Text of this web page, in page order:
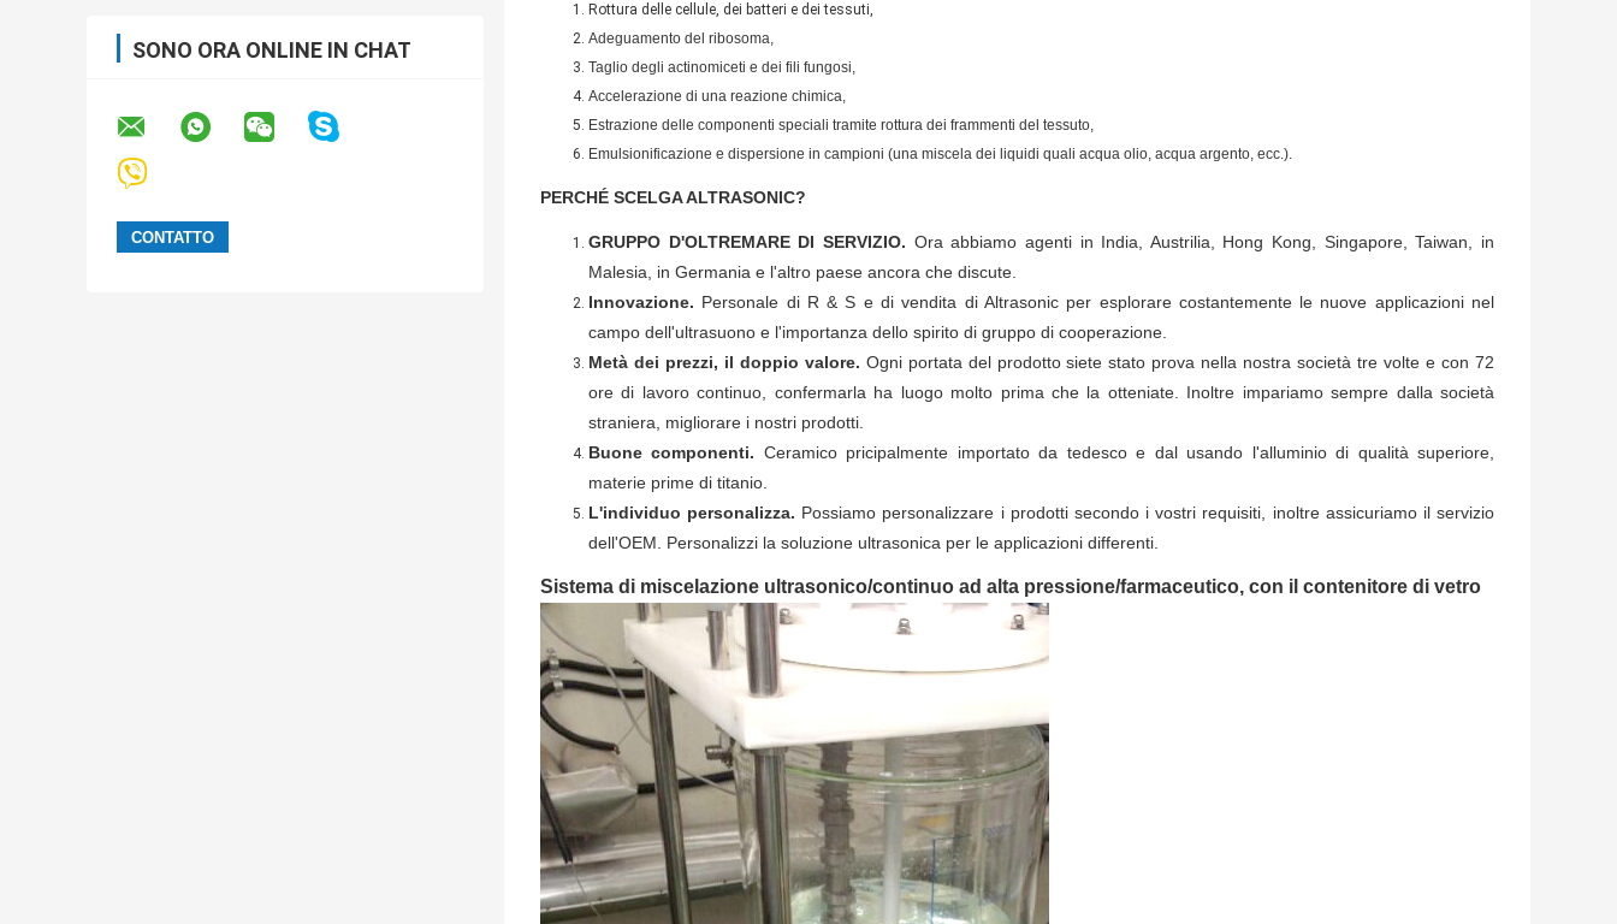
SONO ORA ONLINE IN CHAT
Rottura delle cellule, dei batteri e dei tessuti,
Adeguamento del ribosoma,
Taglio degli actinomiceti e dei fili fungosi,
Accelerazione di una reazione chimica,
Estrazione delle componenti speciali tramite rottura dei frammenti del tessuto,
Emulsionificazione e dispersione in campioni (una miscela dei liquidi quali acqua olio, acqua argento, ecc.).
PERCHÉ SCELGA ALTRASONIC?
GRUPPO D'OLTREMARE DI SERVIZIO. Ora abbiamo agenti in India, Austrilia, Hong Kong, Singapore, Taiwan, in
Malesia, in Germania e l'altro paese ancora che discute.
Innovazione. Personale di R & S e di vendita di Altrasonic per esplorare costantemente le nuove applicazioni nel
campo dell'ultrasuono e l'importanza dello spirito di gruppo di cooperazione.
Metà dei prezzi, il doppio valore. Ogni portata del prodotto siete stato prova nella nostra società tre volte e con 72
ore di lavoro continuo, confermarla ha luogo molto prima che la otteniate. Inoltre impariamo sempre dalla società
straniera, migliorare i nostri prodotti.
Buone componenti. Ceramico pricipalmente importato da tedesco e dal usando l'alluminio di qualità superiore,
materie prime di titanio.
L'individuo personalizza. Possiamo personalizzare i prodotti secondo i vostri requisiti, inoltre assicuriamo il servizio
dell'OEM. Personalizzi la soluzione ultrasonica per le applicazioni differenti.
Sistema di miscelazione ultrasonico/continuo ad alta pressione/farmaceutico, con il contenitore di vetro